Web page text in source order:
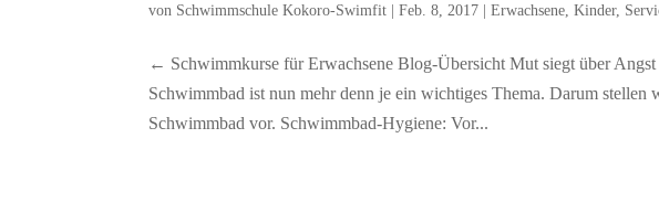
von Schwimmschule Kokoro-Swimfit |Feb. 8, 2017 |Erwachsene ,Kinder,
← Schwimmkurse für Erwachsene Blog-Übersicht Mut siegt über
Schwimmbad ist nun mehr denn je ein wichtiges Thema. Darum
Schwimmbad vor. Schwimmbad-Hygiene: Vor...